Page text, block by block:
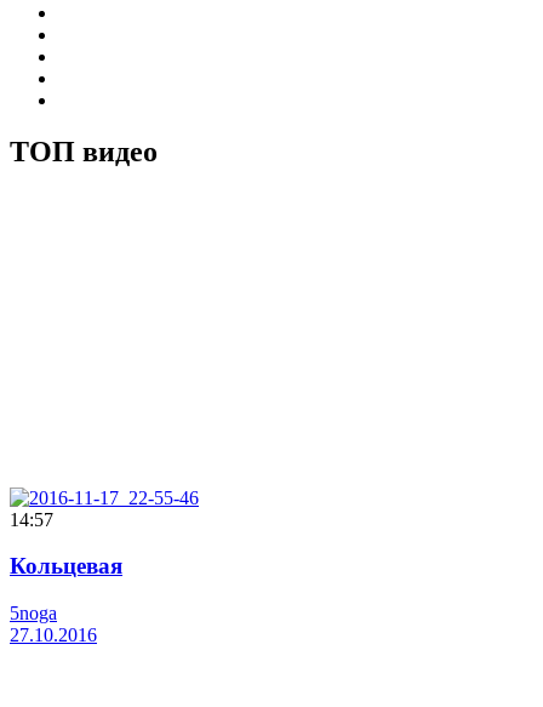
ТОП видео
14:57
Кольцевая
5noga
27.10.2016